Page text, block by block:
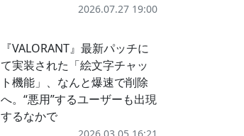
2026.07.27 19:00
『VALORANT』最新パッチに
て実装された「絵文字チャッ
ト機能」、なんと爆速で削除
へ。“悪用”するユーザーも出現
するなかで